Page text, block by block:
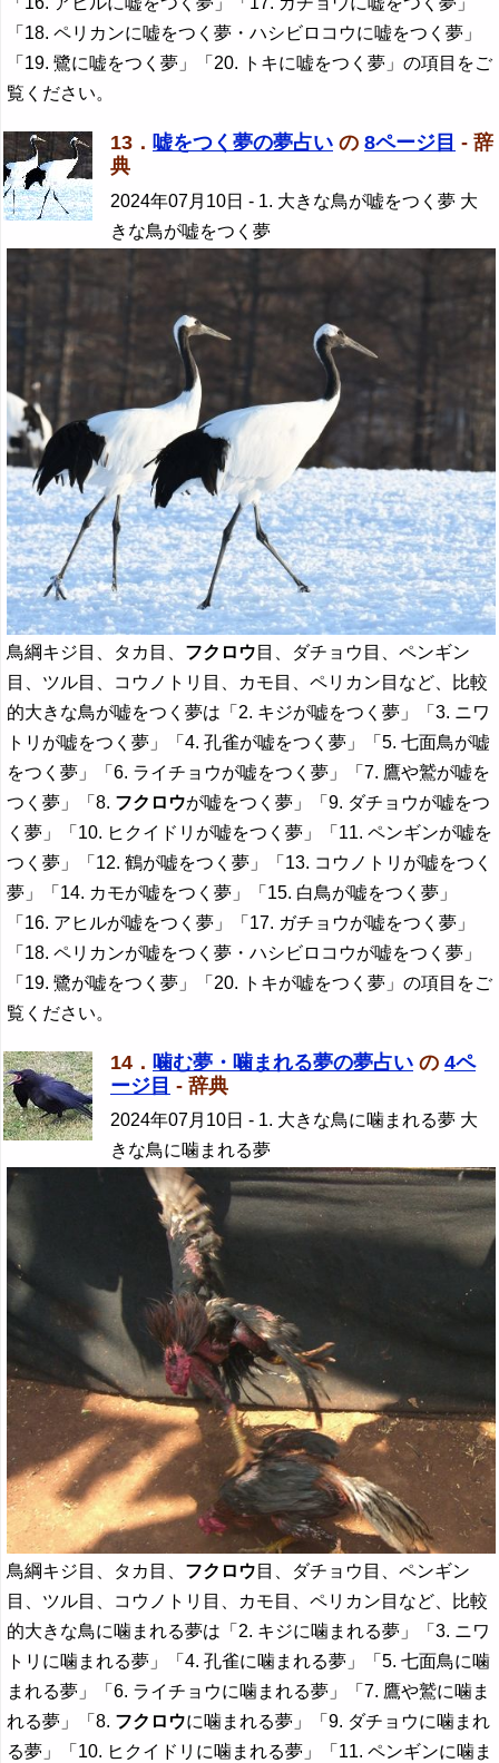
「18. ペリカンに嘘をつく夢・ハシビロコウに嘘をつく夢」
「19. 鷺に嘘をつく夢」「20. トキに嘘をつく夢」の項目をご
覧ください。
13． 嘘をつく夢の夢占い の 8ページ目 - 辞
典
2024年07月10日 - 1. 大きな鳥が嘘をつく夢 大
きな鳥が嘘をつく夢
鳥綱キジ目、タカ目、 フクロウ 目、ダチョウ目、ペンギン
目、ツル目、コウノトリ目、カモ目、ペリカン目など、比較
的大きな鳥が嘘をつく夢は「2. キジが嘘をつく夢」「3. ニワ
トリが嘘をつく夢」「4. 孔雀が嘘をつく夢」「5. 七面鳥が嘘
をつく夢」「6. ライチョウが嘘をつく夢」「7. 鷹や鷲が嘘を
つく夢」「8. フクロウが嘘をつく夢」「9. ダチョウが嘘をつ
く夢」「10. ヒクイドリが嘘をつく夢」「11. ペンギンが嘘を
つく夢」「12. 鶴が嘘をつく夢」「13. コウノトリが嘘をつく
夢」「14. カモが嘘をつく夢」「15. 白鳥が嘘をつく夢」
「16. アヒルが嘘をつく夢」「17. ガチョウが嘘をつく夢」
「18. ペリカンが嘘をつく夢・ハシビロコウが嘘をつく夢」
「19. 鷺が嘘をつく夢」「20. トキが嘘をつく夢」の項目をご
覧ください。
14． 噛む夢・噛まれる夢の夢占い の 4ペ
ージ目 - 辞典
2024年07月10日 - 1. 大きな鳥に噛まれる夢 大
きな鳥に噛まれる夢
鳥綱キジ目、タカ目、 フクロウ 目、ダチョウ目、ペンギン
目、ツル目、コウノトリ目、カモ目、ペリカン目など、比較
的大きな鳥に噛まれる夢は「2. キジに噛まれる夢」「3. ニワ
トリに噛まれる夢」「4. 孔雀に噛まれる夢」「5. 七面鳥に噛
まれる夢」「6. ライチョウに噛まれる夢」「7. 鷹や鷲に噛ま
れる夢」「8. フクロウに噛まれる夢」「9. ダチョウに噛まれ
る夢」「10. ヒクイドリに噛まれる夢」「11. ペンギンに噛ま